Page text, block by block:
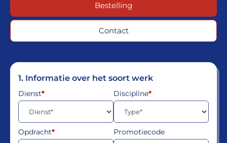
Bestelling
Contact
1. Informatie over het soort werk
Dienst* Discipline*
Opdracht* Promotiecode